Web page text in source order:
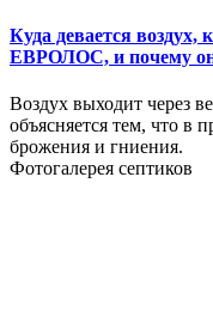
Куда девается
ЕВРОЛОС, и почему он
Воздух выходит через
объясняется тем, что в
брожения и гниения.
Фотогалерея септиков